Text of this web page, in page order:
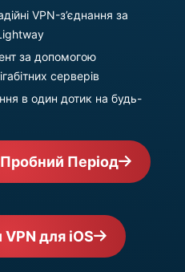
VPN-з’єднання за
за допомогою
серверів
в один дотик на будь-
Пробний Період
для iOS